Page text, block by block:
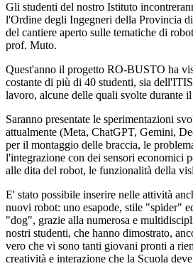
Gli studenti del nostro Istituto
l'Ordine degli Ingegneri della Provincia
del cantiere aperto sulle tematiche di
prof. Muto.
Quest'anno il progetto RO-BUSTO ha
costante di più di 40 studenti, sia
lavoro, alcune delle quali svolte durante il
Saranno presentate le sperimentazioni
attualmente (Meta, ChatGPT, Gemini,
per il montaggio delle braccia, le
l'integrazione con dei sensori economici
alle dita del robot, le funzionalità della
E' stato possibile inserire nelle attività
nuovi robot: uno esapode, stile "spider"
"dog", grazie alla numerosa e
nostri studenti, che hanno dimostrato,
vero che vi sono tanti giovani pronti a
creatività e interazione che la Scuola